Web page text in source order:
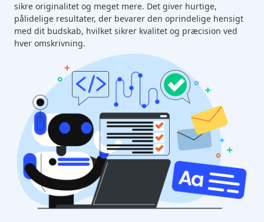
sikre originalitet og meget mere. Det giver hurtige,
pålidelige resultater, der bevarer den oprindelige hensigt
med dit budskab, hvilket sikrer kvalitet og præcision ved
hver omskrivning.